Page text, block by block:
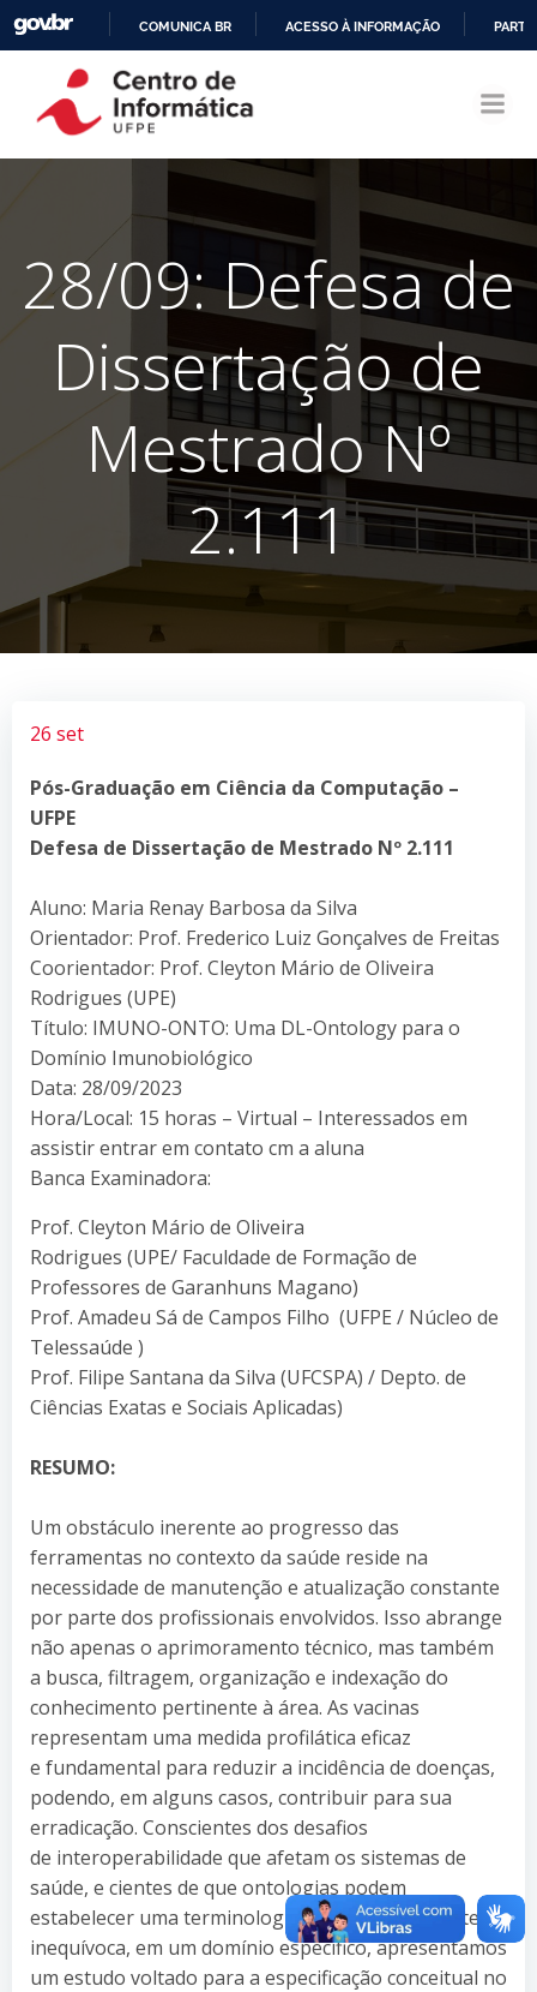
CONTEÚDO
COMUNICA BR ACESSO À INFORMAÇÃO
28/09: Defesa de
Dissertação de
Mestrado Nº
2.111
26 set
Pós-Graduação em Ciência da Computação –
UFPE
Defesa de Dissertação de Mestrado Nº 2.111
Aluno: Maria Renay Barbosa da Silva
Orientador: Prof. Frederico Luiz Gonçalves de Freitas
Coorientador: Prof. Cleyton Mário de Oliveira
Rodrigues (UPE)
Título: IMUNO-ONTO: Uma DL-Ontology para o
Domínio Imunobiológico
Data: 28/09/2023
Hora/Local: 15 horas – Virtual – Interessados em
assistir entrar em contato cm a aluna
Banca Examinadora:
Prof. Cleyton Mário de Oliveira
Rodrigues (UPE/ Faculdade de Formação de
Professores de Garanhuns Magano)
Prof. Amadeu Sá de Campos Filho (UFPE / Núcleo de
Telessaúde )
Prof. Filipe Santana da Silva (UFCSPA) / Depto. de
Ciências Exatas e Sociais Aplicadas)
RESUMO:
Um obstáculo inerente ao progresso das
ferramentas no contexto da saúde reside na
necessidade de manutenção e atualização constante
por parte dos profissionais envolvidos. Isso abrange
não apenas o aprimoramento técnico, mas também
a busca, filtragem, organização e indexação do
conhecimento pertinente à área. As vacinas
representam uma medida profilática eficaz
e fundamental para reduzir a incidência de doenças,
podendo, em alguns casos, contribuir para sua
erradicação. Conscientes dos desafios
de interoperabilidade que afetam os sistemas de
saúde, e cientes de que ontologias podem
estabelecer uma terminologia comum, idealmente
inequívoca, em um domínio específico, apresentamos
um estudo voltado para a especificação conceitual no